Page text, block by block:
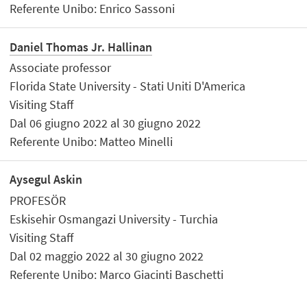
Referente Unibo: Enrico Sassoni
Daniel Thomas Jr. Hallinan
Associate professor
Florida State University - Stati Uniti D'America
Visiting Staff
Dal 06 giugno 2022 al 30 giugno 2022
Referente Unibo: Matteo Minelli
Aysegul Askin
PROFESÖR
Eskisehir Osmangazi University - Turchia
Visiting Staff
Dal 02 maggio 2022 al 30 giugno 2022
Referente Unibo: Marco Giacinti Baschetti